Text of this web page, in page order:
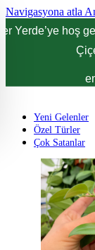
Navigasyona atla
Yerde’ye hoş
Yeni Gelenler
Özel Türler
Çok Satanlar